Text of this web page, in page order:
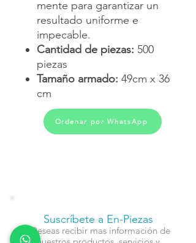
mente para garantizar un
resultado uniforme e
impecable.
Cantidad de piezas: 500
piezas
Tamaño armado: 49cm x 36
cm
Ordenar por WhatsApp
Suscríbete a En-Piezas
¿Deseas recibir mas información de